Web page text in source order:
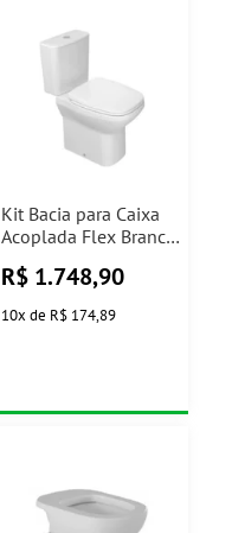
Kit Bacia para Caixa
Acoplada Flex Branco
R$ 1.748,90
10x de R$ 174,89